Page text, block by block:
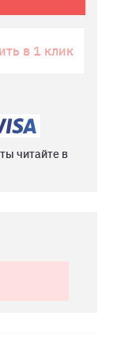
в 1 клик
читайте в